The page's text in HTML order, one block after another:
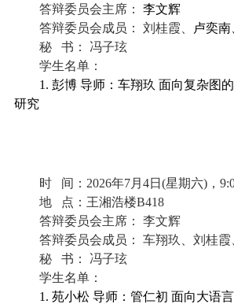
答辩委员会主席 ：
李文辉
答辩委员会成员：
刘桂霞、
卢奕
秘
书：
冯子玹
学生名单：
1. 彭博 导师：车翔玖 面向复杂图
研究
时 间： 2026年7月 4日 (星期六) ， 9
地
点： 王湘浩楼B418
答辩委员会主席 ：
李文辉
答辩委员会成员：
车翔玖、刘桂霞
秘
书：
冯子玹
学生名单：
1. 苑小松 导师：管仁初 面向大语